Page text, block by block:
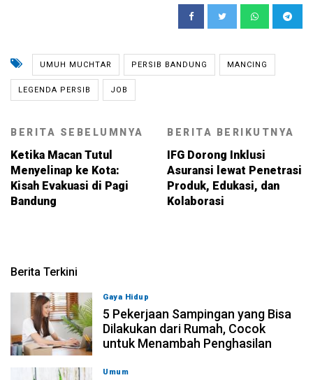
UMUH MUCHTAR PERSIB BANDUNG MANCING
LEGENDA PERSIB JOB
BERITA SEBELUMNYA
Ketika Macan Tutul
Menyelinap ke Kota:
Kisah Evakuasi di Pagi
Bandung
BERITA BERIKUTNYA
IFG Dorong Inklusi
Asuransi lewat Penetrasi
Produk, Edukasi, dan
Kolaborasi
Berita Terkini
Gaya Hidup
5 Pekerjaan Sampingan yang Bisa
Dilakukan dari Rumah, Cocok
untuk Menambah Penghasilan
Umum